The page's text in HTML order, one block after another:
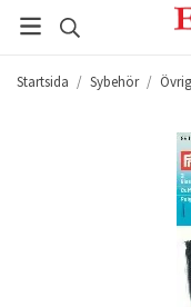
Startsida / Sybehör /